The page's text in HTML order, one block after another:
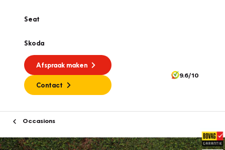
Seat
Skoda
Afspraak maken
Contact
9.6/10
Occasions